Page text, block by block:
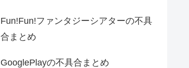
Fun!Fun!ファンタジーシアターの不具
合まとめ
GooglePlayの不具合まとめ